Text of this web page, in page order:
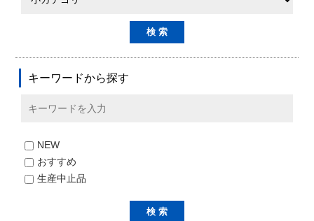
キーワードから探す
NEW
おすすめ
生産中止品